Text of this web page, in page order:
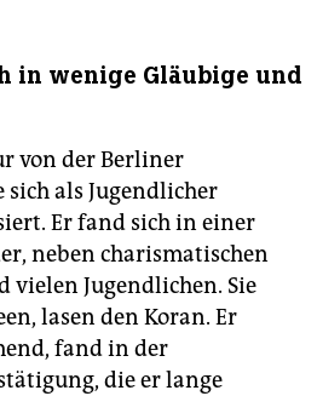
in wenige Gläubige und
von der Berliner
als Jugendlicher
Er fand sich in einer
neben charismatischen
Jugendlichen. Sie
lasen den Koran. Er
fand in der
die er lange